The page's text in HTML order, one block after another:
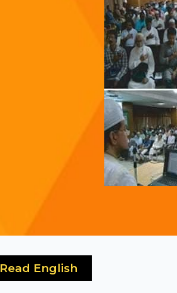
Read English